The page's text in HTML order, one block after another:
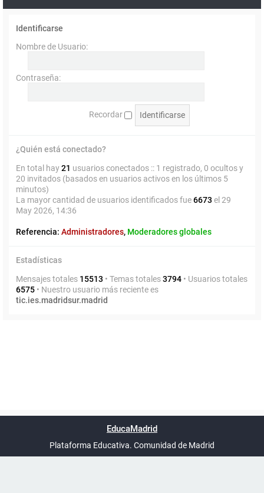
Identificarse
Nombre de Usuario:
Contraseña:
Recordar
¿Quién está conectado?
En total hay21 usuarios conectados :: 1 registrado, 0 ocultos y
20 invitados (basados en usuarios activos en los últimos 5
minutos)
La mayor cantidad de usuarios identificados fue6673 el 29
May 2026, 14:36
Referencia: Administradores, Moderadores globales
Estadísticas
Mensajes totales 15513 • Temas totales3794 • Usuarios totales
6575 • Nuestro usuario más reciente es
tic.ies.madridsur.madrid
UTC+02:00
phpBB España
EducaMadrid
Plataforma Educativa. Comunidad de Madrid